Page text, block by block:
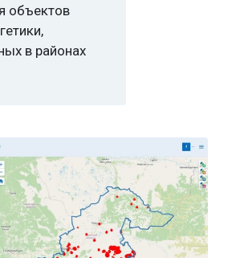
объектов
в районах